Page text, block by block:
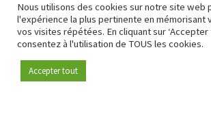
Devenez membre
Nous utilisons des cookies sur notre site web
l'expérience la plus pertinente en mémorisant
vos visites répétées. En cliquant sur ‘Accepter
consentez à l'utilisation de TOUS les cookies.
Accepter tout